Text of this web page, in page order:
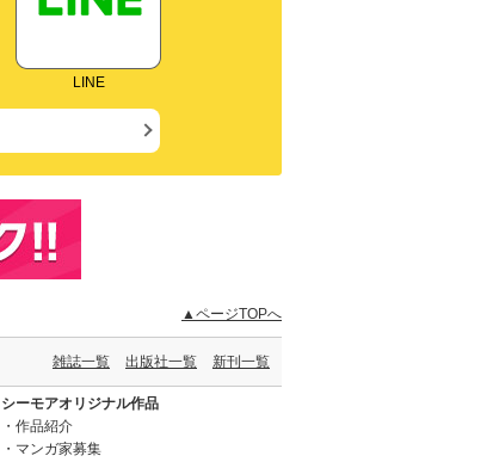
LINE
▲ページTOPへ
雑誌一覧 出版社一覧 新刊一覧
シーモアオリジナル作品
作品紹介
マンガ家募集